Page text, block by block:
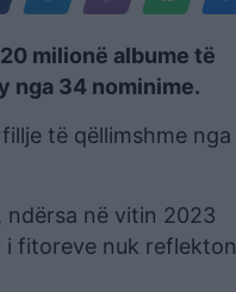
milionë albume të
nga 34 nominime.
të qëllimshme nga
ndërsa në vitin 2023
i fitoreve nuk reflekton